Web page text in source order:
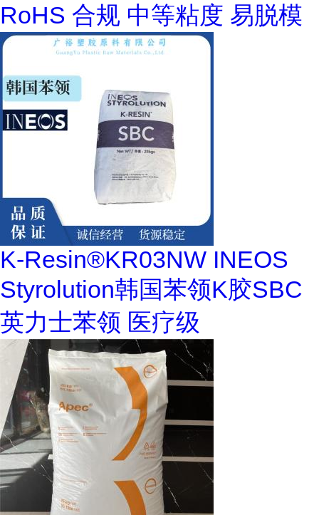
RoHS 合规 中等粘度 易脱模
K-Resin®KR03NW INEOS
Styrolution韩国苯领K胶SBC
英力士苯领 医疗级